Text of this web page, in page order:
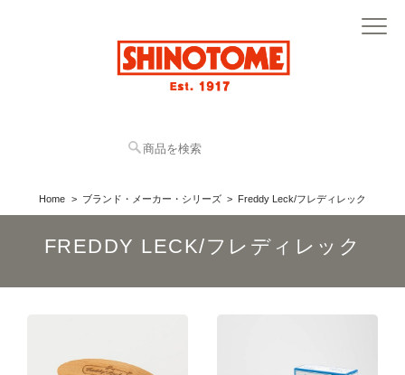
Home ブランド・メーカー・シリーズ Freddy Leck/フレディレック
FREDDY LECK/フレディレック